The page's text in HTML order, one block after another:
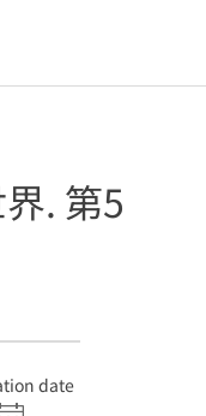
. 第5
date